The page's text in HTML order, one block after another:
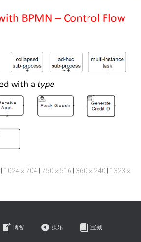
1024 × 704 750 × 516 360 × 240
1323 ×
博客 娱乐 宝藏